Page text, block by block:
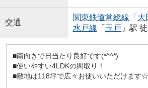
交通
関東鉄道常総線 「 大
水戸線 「 玉戸 」駅
■南向きで日当たり良好です(*^^*)
■使いやすい4LDKの間取り！
■敷地は118坪で広々お使いいただけます